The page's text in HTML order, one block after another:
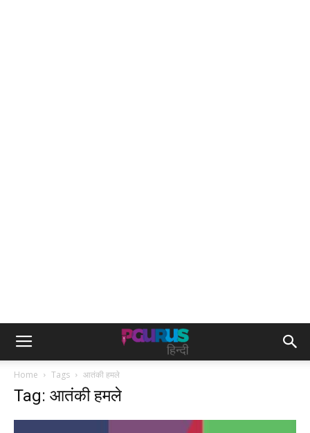
Home Tags आतंकी हमले
Tag: आतंकी हमले